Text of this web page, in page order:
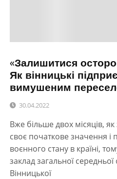
«Залишитися
Як вінницькі
вимушеним
30.04.2022
Вже більше двох місяців,
своє початкове значення і
воєнного стану в країні,
заклад загальної середньої
Вінницької